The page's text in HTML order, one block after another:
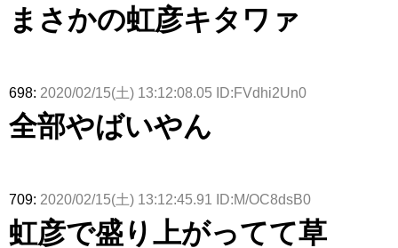
まさかの虹彦キタワァ
698: 2020/02/15(土) 13:12:08.05 ID:FVdhi2Un0
全部やばいやん
709: 2020/02/15(土) 13:12:45.91 ID:M/OC8dsB0
虹彦で盛り上がってて草